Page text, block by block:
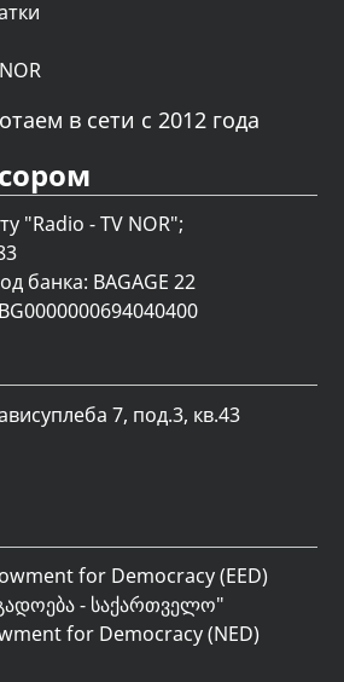
в сети с 2012 года
"Radio - TV NOR";
банка: BAGAGE 22
7, под.3, кв.43
for Democracy (EED)
- საქართველო"
for Democracy (NED)